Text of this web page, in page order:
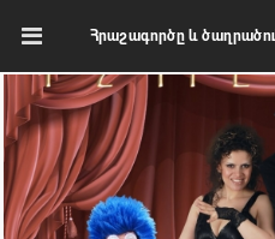
Հրաշագործը և